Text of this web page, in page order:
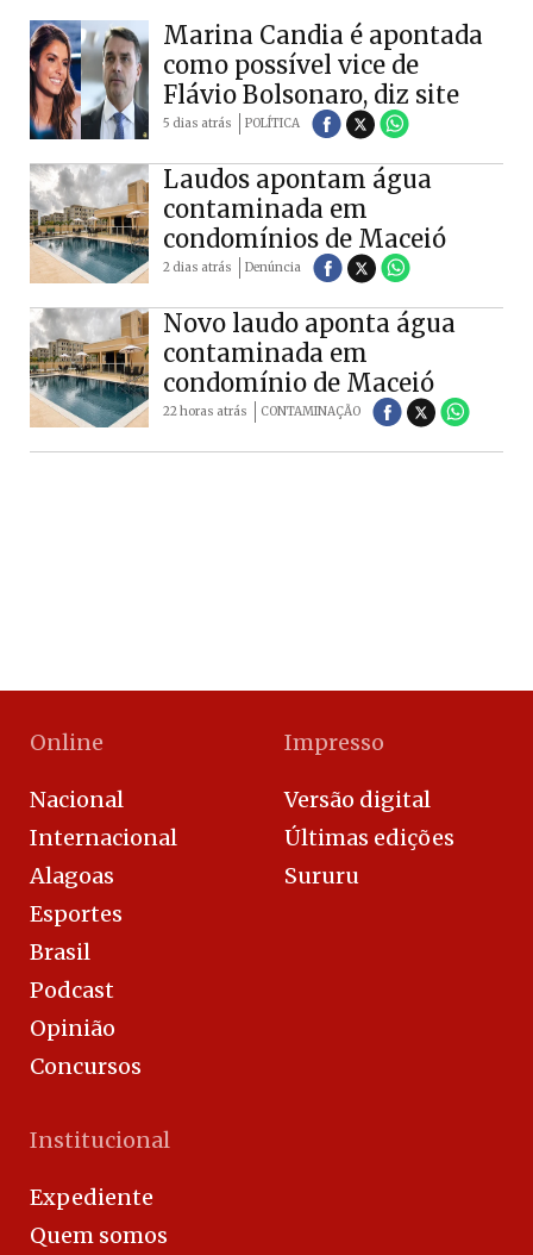
Marina Candia é apontada
como possível vice de
Flávio Bolsonaro, diz site
5 dias atrás POLÍTICA
Laudos apontam água
contaminada em
condomínios de Maceió
2 dias atrás Denúncia
Novo laudo aponta água
contaminada em
condomínio de Maceió
22 horas atrás CONTAMINAÇÃO
Online
Nacional
Internacional
Alagoas
Esportes
Brasil
Podcast
Opinião
Concursos
Impresso
Versão digital
Últimas edições
Sururu
Institucional
Expediente
Quem somos